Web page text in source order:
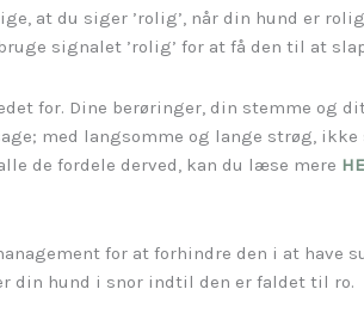
at du siger ’rolig’, når din hund er
signalet ’rolig’ for at få den til at
for. Dine berøringer, din stemme og
med langsomme og lange strøg,
de fordele derved, kan du læse mere
for at forhindre den i at have
din hund i snor indtil den er faldet til ro.